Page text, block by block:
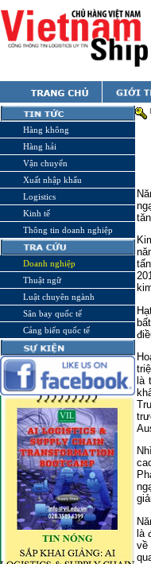
Hàng không
Hàng hải
Vận chuyển
Xuất nhập khẩu
Logistics
Kinh tế
Thông tin doanh nghiệp
Doanh nghiệp
Thuật ngữ
Luật chuyên ngành
Sân bay quốc tế
Cảng biển quốc tế
là
là
về